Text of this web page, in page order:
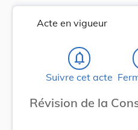
Acte en vigueur
notifications_none
Suivre cet acte
Révision de la